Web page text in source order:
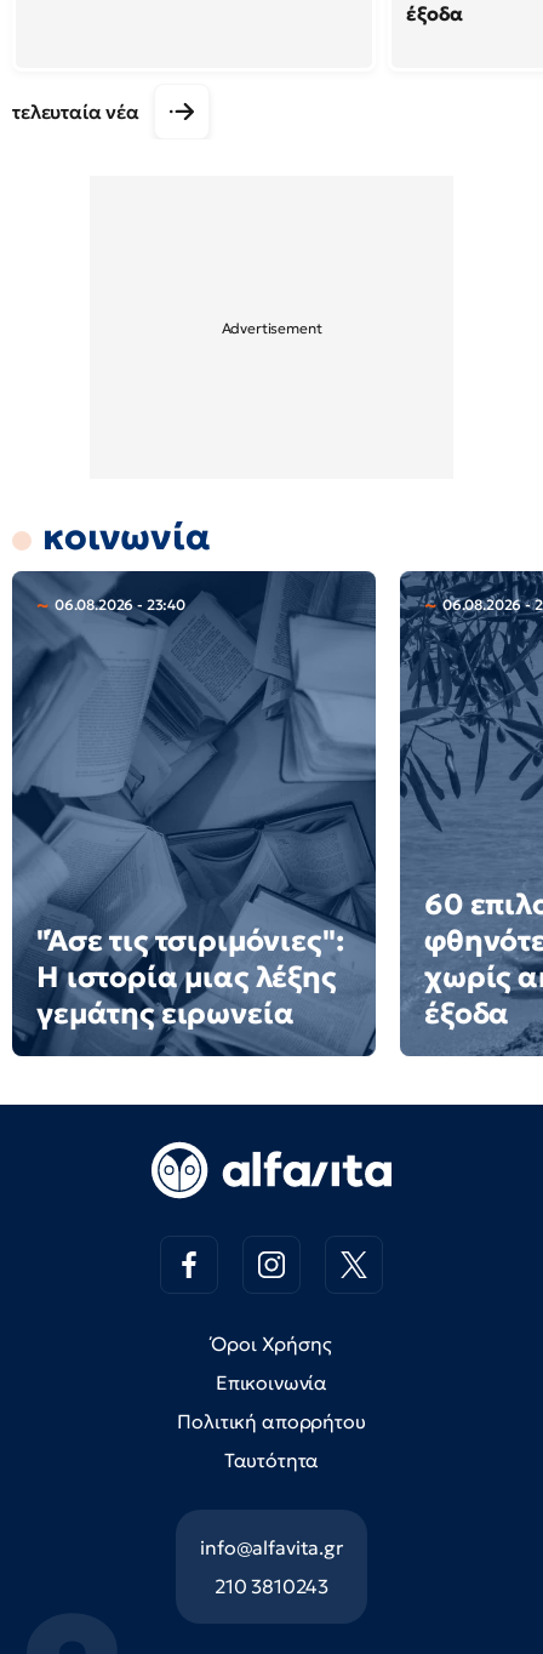
έξοδα
τελευταία νέα
κοινωνία
06.08.2026 - 23:40
"Άσε τις τσιριμόνιες":
Η ιστορία μιας λέξης
γεμάτης ειρωνεία
06.08.2026 -
60
χωρίς
έξοδα
Όροι Χρήσης
Επικοινωνία
Πολιτική απορρήτου
Ταυτότητα
info@alfavita.gr
210 3810243